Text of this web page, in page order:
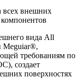
всех внешних
вида All
Meguiar®,
требованиям по
создает
поверхностях